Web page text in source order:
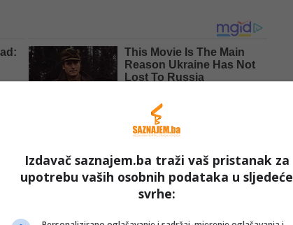
na Igmanu započeti su 2020. godine s ciljem
Izdavač saznajem.ba traži vaš pristanak za
upotrebu vaših osobnih podataka u sljedeće
svrhe: